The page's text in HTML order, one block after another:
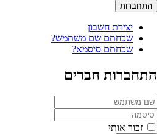
התחברות
יצירת חשבון
שכחתם שם משתמש?
שכחתם סיסמא?
התחברות חברים
זכור אותי